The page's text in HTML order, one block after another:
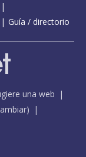
Guía / directorio
una web
)